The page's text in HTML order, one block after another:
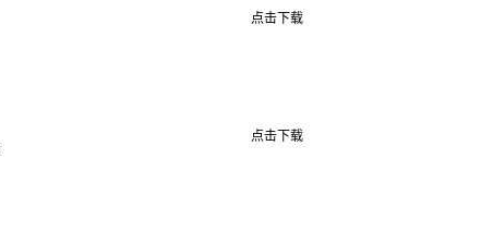
点击下载
点击下载